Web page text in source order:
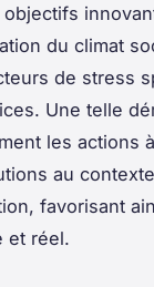
du climat
de stress
Une telle
les actions
au
favorisant
et réel.